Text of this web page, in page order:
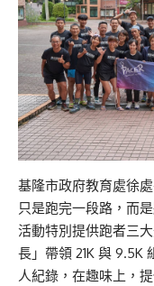
基隆市政府教育處徐
只是跑完一段路，而
活動特別提供跑者三
長」帶領 21K 與 9.5K
人紀錄，在趣味上，